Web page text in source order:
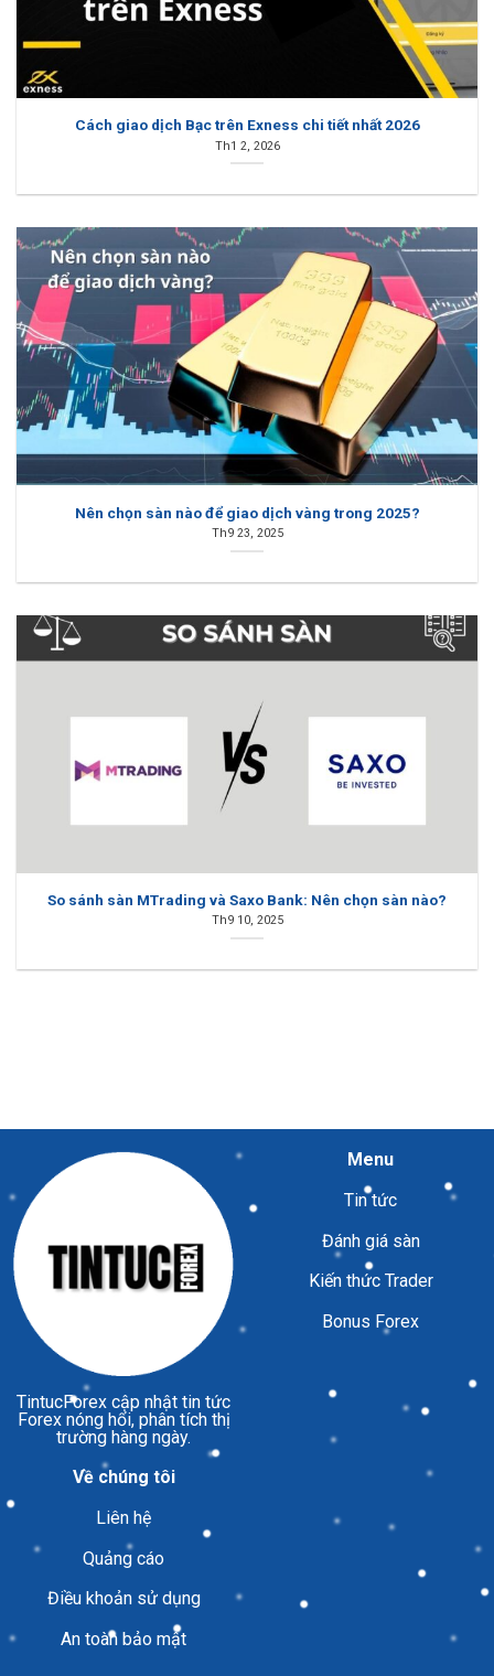
Cách giao dịch Bạc trên Exness chi tiết nhất 2026
Th1 2, 2026
Nên chọn sàn nào để giao dịch vàng trong 2025?
Th9 23, 2025
So sánh sàn MTrading và Saxo Bank: Nên chọn sàn nào?
Th9 10, 2025
TintucForex cập nhật tin tức
Forex nóng hổi, phân tích thị
trường hàng ngày.
Menu
Tin tức
Đánh giá sàn
Kiến thức Trader
Bonus Forex
Về chúng tôi
Liên hệ
Quảng cáo
Điều khoản sử dụng
An toàn bảo mật